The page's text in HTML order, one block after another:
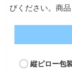
びください。商
縦ピロー包